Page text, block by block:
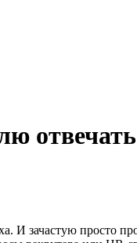
И зачастую просто